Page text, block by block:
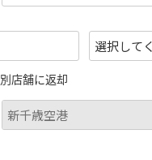
別店舗に返却